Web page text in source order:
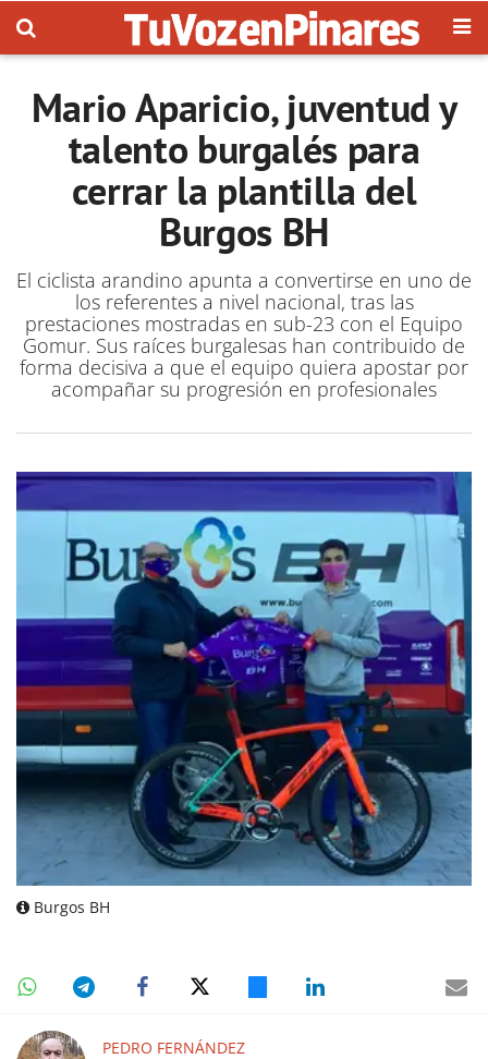
Mario Aparicio, juventud y
talento burgalés para
cerrar la plantilla del
Burgos BH
El ciclista arandino apunta a convertirse en uno de
los referentes a nivel nacional, tras las
prestaciones mostradas en sub-23 con el Equipo
Gomur. Sus raíces burgalesas han contribuido de
forma decisiva a que el equipo quiera apostar por
acompañar su progresión en profesionales
Burgos BH
PEDRO FERNÁNDEZ